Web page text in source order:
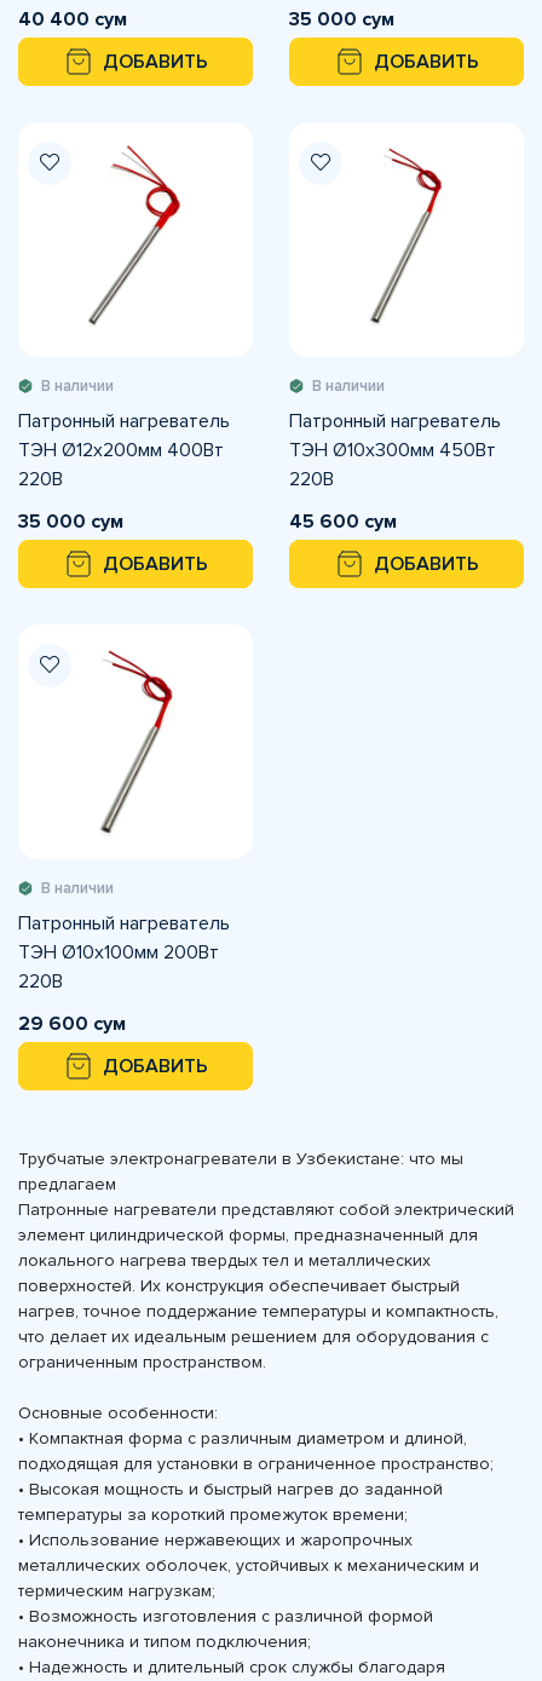
40 400 сум
ДОБАВИТЬ
35 000 сум
ДОБАВИТЬ
В наличии
Патронный нагреватель
ТЭН Ø12х200мм 400Вт
220В
35 000 сум
ДОБАВИТЬ
В наличии
Патронный нагреватель
ТЭН Ø10х300мм 450Вт
220В
45 600 сум
ДОБАВИТЬ
В наличии
Патронный нагреватель
ТЭН Ø10х100мм 200Вт
220В
29 600 сум
ДОБАВИТЬ
Трубчатые электронагреватели в Узбекистане: что мы
предлагаем
Патронные нагреватели представляют собой электрический
элемент цилиндрической формы, предназначенный для
локального нагрева твердых тел и металлических
поверхностей. Их конструкция обеспечивает быстрый
нагрев, точное поддержание температуры и компактность,
что делает их идеальным решением для оборудования с
ограниченным пространством.
Основные особенности:
• Компактная форма с различным диаметром и длиной,
подходящая для установки в ограниченное пространство;
• Высокая мощность и быстрый нагрев до заданной
температуры за короткий промежуток времени;
• Использование нержавеющих и жаропрочных
металлических оболочек, устойчивых к механическим и
термическим нагрузкам;
• Возможность изготовления с различной формой
наконечника и типом подключения;
• Надежность и длительный срок службы благодаря